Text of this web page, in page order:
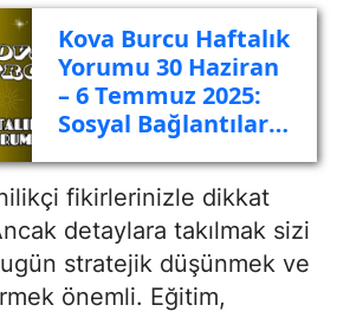
Kova Burcu Haftalık
Yorumu 30 Haziran
– 6 Temmuz 2025:
Sosyal Bağlantılar
fikirlerinizle dikkat
detaylara takılmak sizi
stratejik düşünmek ve
önemli. Eğitim,